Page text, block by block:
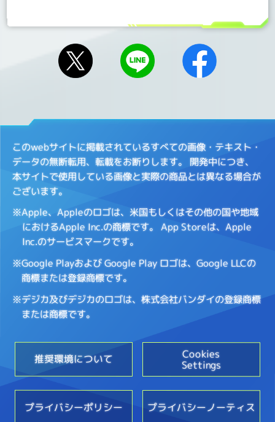
このwebサイトに掲載されているすべての画像・テキスト・
データの無断転用、転載をお断りします。 開発中につき、
本サイトで使用している画像と実際の商品とは異なる場合が
ございます。
※Apple、Appleのロゴは、米国もしくはその他の国や地域
におけるApple Inc.の商標です。 App Storeは、Apple
Inc.のサービスマークです。
※Google Playおよび Google Play ロゴは、Google LLCの
商標または登録商標です。
※デジカ及びデジカのロゴは、株式会社バンダイの登録商標
または商標です。
推奨環境について Cookies
Settings
プライバシーポリシー プライバシーノーティス